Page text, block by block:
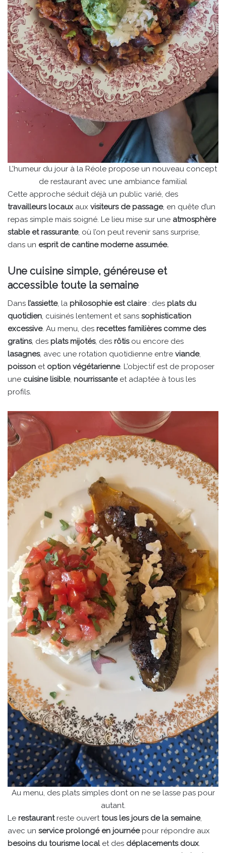
L’humeur du jour à la Réole propose un nouveau concept
de restaurant avec une ambiance familial
Cette approche séduit déjà un public varié, des
travailleurs locaux aux visiteurs de passage, en quête d’un
repas simple mais soigné. Le lieu mise sur une atmosphère
stable et rassurante, où l’on peut revenir sans surprise,
dans un esprit de cantine moderne assumée.
Une cuisine simple, généreuse et
accessible toute la semaine
Dans l’assiette, la philosophie est claire: des plats du
quotidien, cuisinés lentement et sans sophistication
excessive. Au menu, des recettes familières comme des
gratins, des plats mijotés, des rôtis ou encore des
lasagnes, avec une rotation quotidienne entre viande,
poisson et option végétarienne. L’objectif est de proposer
une cuisine lisible, nourrissante et adaptée à tous les
profils.
Au menu, des plats simples dont on ne se lasse pas pour
autant.
Le restaurant reste ouverttous les jours de la semaine,
avec un service prolongé en journéepour répondre aux
besoins du tourisme localet des déplacements doux.